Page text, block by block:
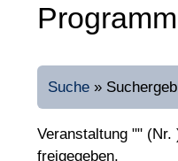
Programm
Suche »
Veranstaltung ""
freigegeben.